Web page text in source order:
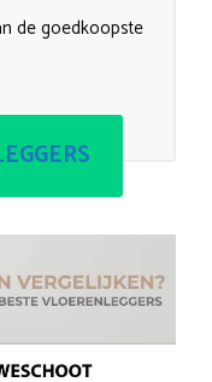
de goedkoopste